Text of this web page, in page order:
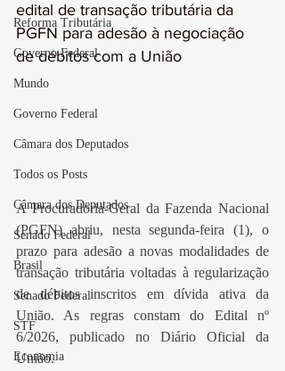
Reforma Tributária
Governo Federal
Mundo
Governo Federal
Câmara dos Deputados
Todos os Posts
Câmara dos Deputados
Senado Federal
Brasil
Senado Federal
STF
Economia
edital de transação tributária da
PGFN para adesão à negociação
de débitos com a União
A Procuradoria-Geral da Fazenda Nacional
(PGFN) abriu, nesta segunda-feira (1), o
prazo para adesão a novas modalidades de
transação tributária voltadas à regularização
de débitos inscritos em dívida ativa da
União. As regras constam do Edital nº
6/2026, publicado no Diário Oficial da
União.